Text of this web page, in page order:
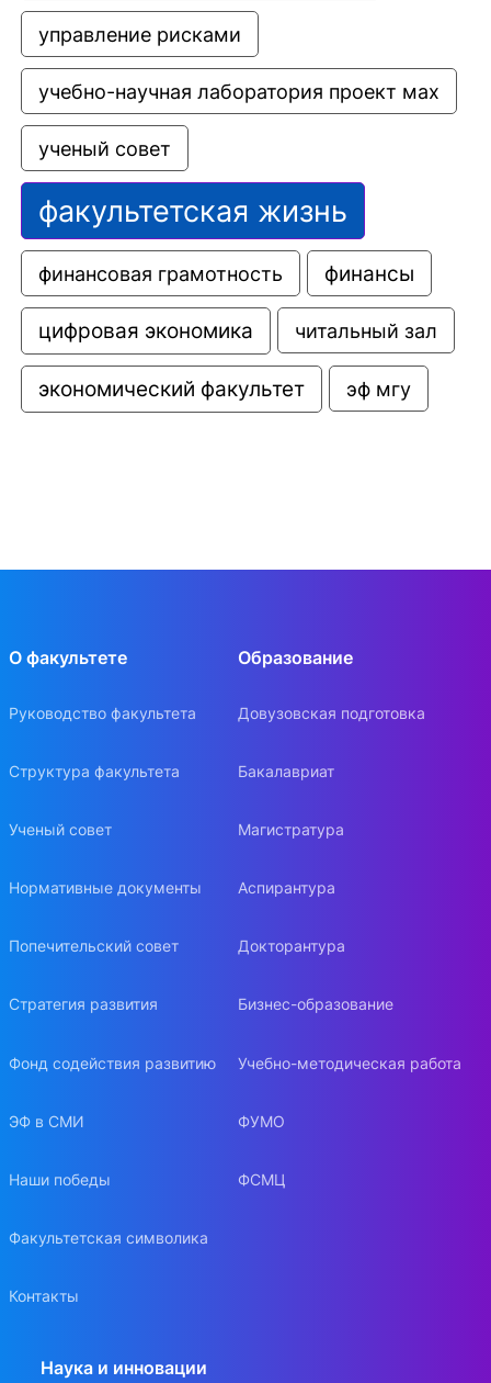
управление рисками
учебно-научная лаборатория проект мах
ученый совет
факультетская жизнь
финансовая грамотность финансы
цифровая экономика читальный зал
экономический факультет эф мгу
О факультете
Руководство факультета
Структура факультета
Ученый совет
Нормативные документы
Попечительский совет
Стратегия развития
Фонд содействия развитию
ЭФ в СМИ
Наши победы
Факультетская символика
Контакты
Образование
Довузовская подготовка
Бакалавриат
Магистратура
Аспирантура
Докторантура
Бизнес-образование
Учебно-методическая работа
ФУМО
ФСМЦ
Наука и инновации